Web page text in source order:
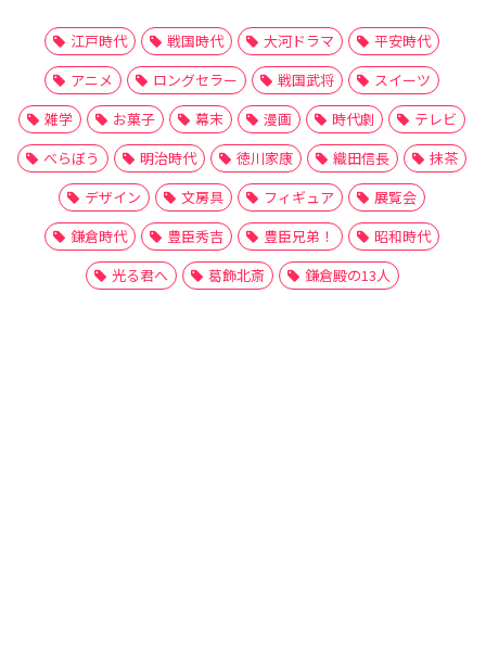
江戸時代 戦国時代 大河ドラマ
平安時代
アニメ
ロングセラー 戦国武将
スイーツ
雑学
お菓子 幕末 漫画 時代劇
テレビ
べらぼう
明治時代 徳川家康 織田信長
抹茶
デザイン
文房具 フィギュア
展覧会
鎌倉時代
豊臣秀吉 豊臣兄弟！
昭和時代
光る君へ
葛飾北斎 鎌倉殿の13人